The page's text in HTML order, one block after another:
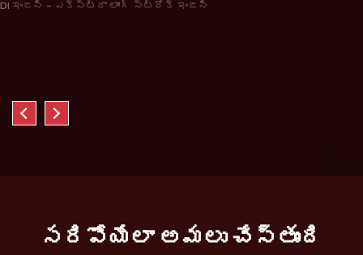
DI ఇంజన్ - ఎక్స్ట్రా లాంగ్ స్ట్రోక్ ఇంజన్
సరిపోయేలా అమలు చేస్తుంది